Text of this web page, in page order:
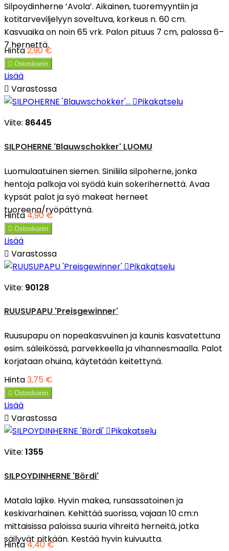
Silpoydinherne ’Avola’. Aikainen, tuoremyyntiin ja
kotitarveviljelyyn soveltuva, korkeus n. 60 cm.
Kasvuaika on noin 65 vrk. Palon pituus 7 cm, palossa 6–
7 hernettä.
Hinta2,90 €
 Ostoskoriin
Lisää
 Varastossa
Pikakatselu
Viite: 86445
SILPOHERNE 'Blauwschokker' LUOMU
Luomulaatuinen siemen. Siniliila silpoherne, jonka
hentoja palkoja voi syödä kuin sokerihernettä. Avaa
kypsät palot ja syö makeat herneet
tuoreena/ryöpättynä.
Hinta4,90 €
 Ostoskoriin
Lisää
 Varastossa
Pikakatselu
Viite: 90128
RUUSUPAPU 'Preisgewinner'
Ruusupapu on nopeakasvuinen ja kaunis kasvatettuna
esim. säleikössä, parvekkeella ja vihannesmaalla. Palot
korjataan ohuina, käytetään keitettynä.
Hinta3,75 €
 Ostoskoriin
Lisää
 Varastossa
Pikakatselu
Viite: 1355
SILPOYDINHERNE 'Bördi'
Matala lajike. Hyvin makea, runsassatoinen ja
keskivarhainen. Kehittää suorissa, vajaan 10 cm:n
mittaisissa paloissa suuria vihreitä herneitä, jotka
säilyvät pitkään. Kestää hyvin kuivuutta.
Hinta4,40 €